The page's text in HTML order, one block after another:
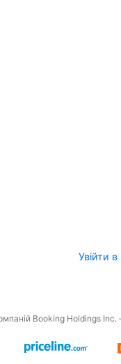
Увійти
Booking Holdings Inc.